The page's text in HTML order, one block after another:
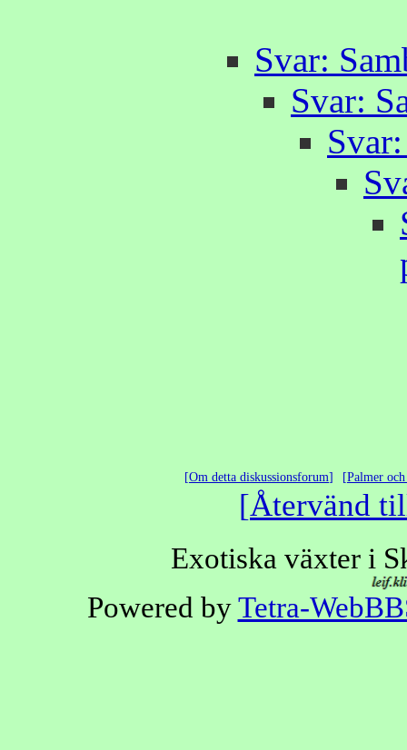
Svar:
Svar:
Om detta diskussionsforum Palmer
Återvänd
Exotiska växter i
Powered byTetra-